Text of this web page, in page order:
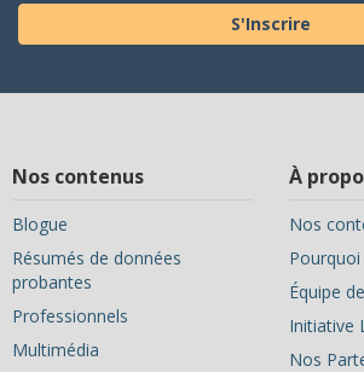
S'Inscrire
Nos contenus
Blogue
Résumés de données
probantes
Professionnels
Multimédia
À
Nos
Équipe
Initiative
Nos